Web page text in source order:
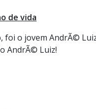
de vida
foi o jovem AndrÃ©
AndrÃ© Luiz!